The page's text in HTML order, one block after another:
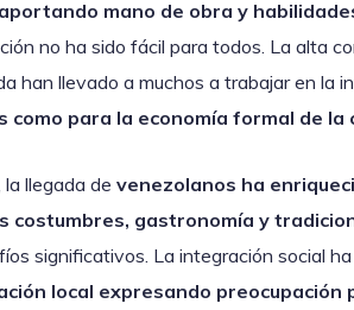
mano de obra y
no ha sido fácil para todos. La alta
han llevado a muchos a trabajar en la
para la economía formal de la
llegada de venezolanos ha
costumbres, gastronomía y
significativos. La integración social
local expresando preocupación